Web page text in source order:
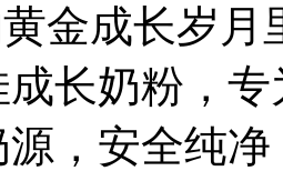
金成长岁月
长奶粉，
，安全纯